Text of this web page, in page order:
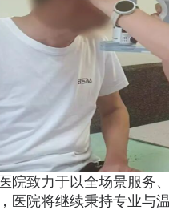
院致力于以全场景服务
医院将继续秉持专业与